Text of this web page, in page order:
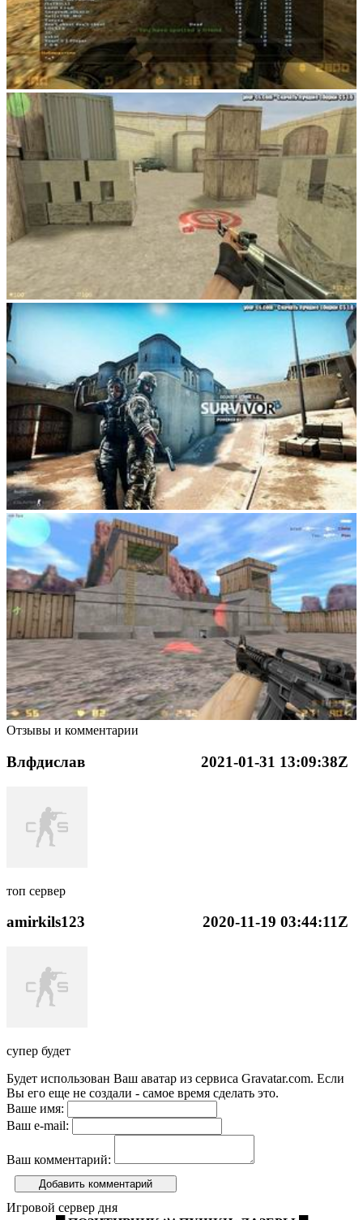
Отзывы и комментарии
Влфдислав 2021-01-31 13:09:38Z
топ сервер
amirkils123 2020-11-19 03:44:11Z
супер будет
Будет использован Ваш аватар из сервиса Gravatar.com. Если
Вы его еще не создали - самое время сделать это.
Ваше имя:
Ваш e-mail:
Ваш комментарий:
Добавить комментарий
Игровой сервер дня